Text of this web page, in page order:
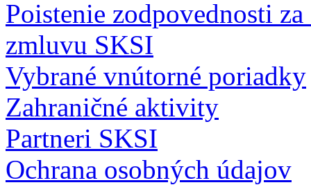
Poistenie zodpovednosti
zmluvu SKSI
Vybrané vnútorné poriadky
Zahraničné aktivity
Partneri SKSI
Ochrana osobných údajov